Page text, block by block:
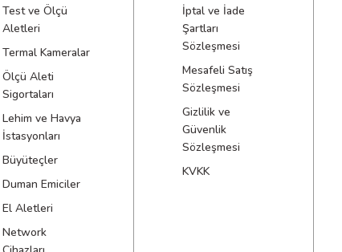
Test ve Ölçü
Aletleri
Termal Kameralar
Ölçü Aleti
Sigortaları
Lehim ve Havya
İstasyonları
Büyüteçler
Duman Emiciler
El Aletleri
Network
İptal ve İade
Şartları
Sözleşmesi
Mesafeli Satış
Sözleşmesi
Gizlilik ve
Güvenlik
Sözleşmesi
KVKK